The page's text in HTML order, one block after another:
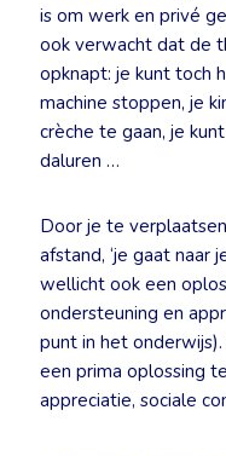
is om werk en privé
ook verwacht dat de
opknapt: je kunt toch
machine stoppen, je
crèche te gaan, je
daluren …
Door je te
afstand, ‘je gaat naar
wellicht ook een
ondersteuning en
punt in het onderwijs).
een prima oplossing
appreciatie, sociale